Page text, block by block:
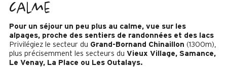
calme
Pour un séjour un peu plus au calme, vue sur les
alpages, proche des sentiers de randonnées et des lacs
Privilégiez le secteur du Grand-Bornand Chinaillon (1300m),
plus précisemment les secteurs du Vieux Village, Samance,
Le Venay, La Place ou Les Outalays.